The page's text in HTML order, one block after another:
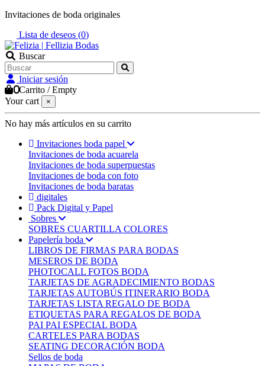
Invitaciones de boda originales
Lista de deseos (0)
Buscar
Iniciar sesión
0Carrito /Empty
Your cart
×
No hay más artículos en su carrito
Invitaciones boda papel
Invitaciones de boda acuarela
Invitaciones de boda superpuestas
Invitaciones de boda con foto
Invitaciones de boda baratas
digitales
Pack Digital y Papel
Sobres
SOBRES CUARTILLA COLORES
Papelería boda
LIBROS DE FIRMAS PARA BODAS
MESEROS DE BODA
PHOTOCALL FOTOS BODA
TARJETAS DE AGRADECIMIENTO BODAS
TARJETAS AUTOBÚS ITINERARIO BODA
TARJETAS LISTA REGALO DE BODA
ETIQUETAS PARA REGALOS DE BODA
PAI PAI ESPECIAL BODA
CARTELES PARA BODAS
SEATING DECORACIÓN BODA
Sellos de boda